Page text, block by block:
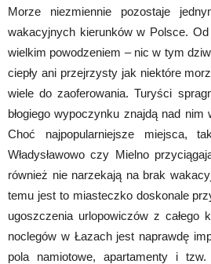
Morze niezmiennie pozostaje
wakacyjnych kierunków w Polsce.
wielkim powodzeniem – nic w tym
ciepły ani przejrzysty jak niektóre
wiele do zaoferowania. Turyści
błogiego wypoczynku znajdą nad
Choć najpopularniejsze miejsca,
Władysławowo czy Mielno
również nie narzekają na brak
temu jest to miasteczko doskonale
ugoszczenia urlopowiczów z całego
noclegów w Łazach jest naprawdę
pola namiotowe, apartamenty i tzw.